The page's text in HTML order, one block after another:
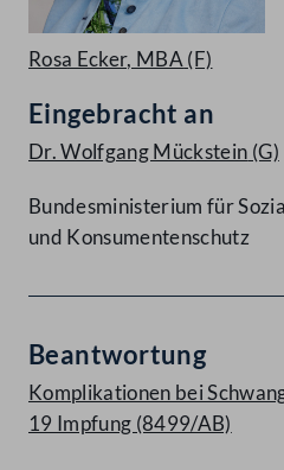
Rosa Ecker, MBA (F)
Eingebracht an
Dr. Wolfgang Mückstein (G)
Bundesministerium für
und Konsumentenschutz
Beantwortung
Komplikationen bei
19 Impfung (8499/AB)